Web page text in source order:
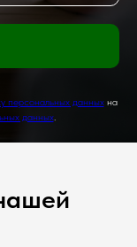
персональных данныхна
данных.